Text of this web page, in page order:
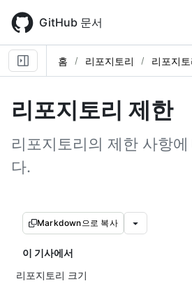
main
content
GitHub 문서
홈 리포지토리 리포지
리포지토리 제한
리포지토리의 제한 사항
다.
Markdown으로 복사
이 기사에서
리포지토리 크기